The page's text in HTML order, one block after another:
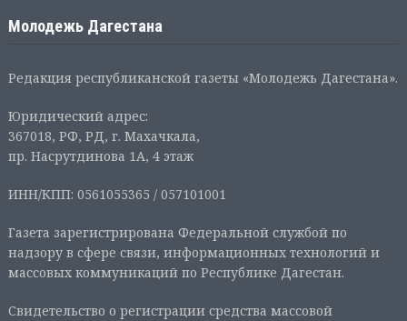
Молодежь Дагестана
Редакция республиканской газеты «Молодежь Дагестана».
Юридический адрес:
367018, РФ, РД, г. Махачкала,
пр. Насрутдинова 1А, 4 этаж
ИНН/КПП: 0561055365 / 057101001
Газета зарегистрирована Федеральной службой по
надзору в сфере связи, информационных технологий и
массовых коммуникаций по Республике Дагестан.
Свидетельство о регистрации средства массовой